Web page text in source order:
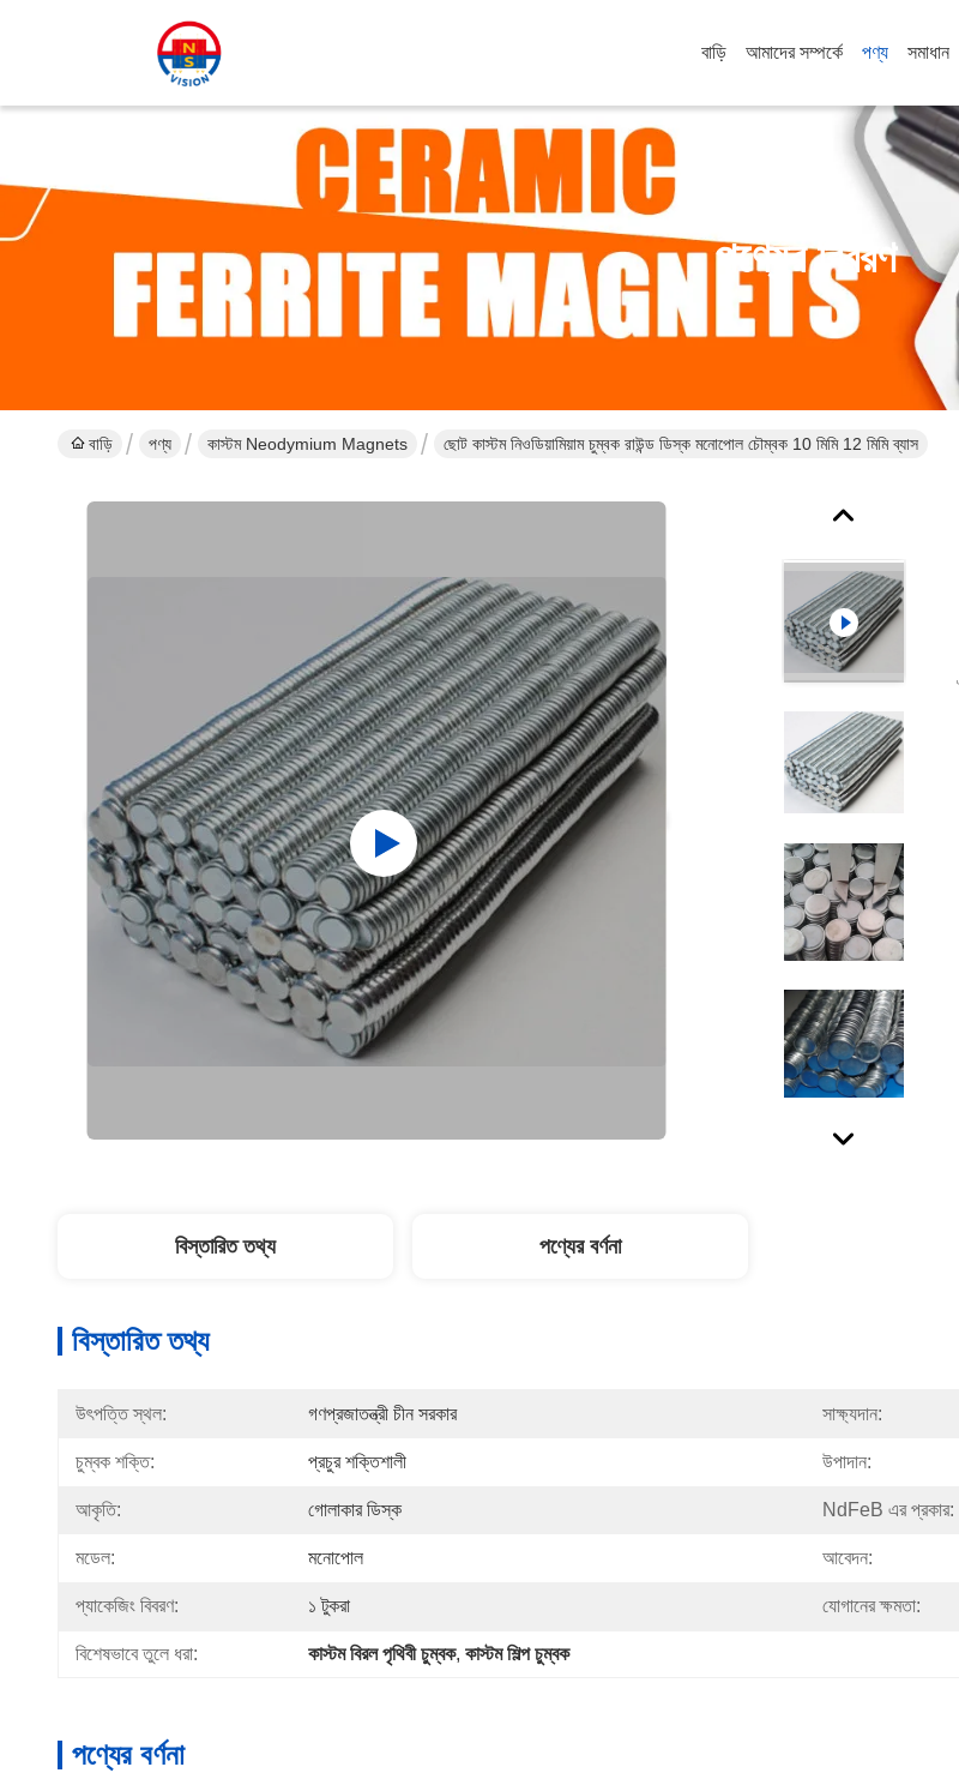
বাড়ি আমাদের সম্পর্কে পণ্য সমাধান
পণ্যের বিবরণ
বাড়ি পণ্য কাস্টম Neodymium Magnets ছোট কাস্টম নিওডিয়ামিয়াম চুম্বক রাউন্ড ডিস্ক মনোপোল চৌম্বক 10 মিমি 12 মিমি ব্যাস
বিস্তারিত তথ্য পণ্যের বর্ণনা
বিস্তারিত তথ্য
উৎপত্তি স্থল: গণপ্রজাতন্ত্রী চীন সরকার সাক্ষ্যদান:
চুম্বক শক্তি: প্রচুর শক্তিশালী উপাদান:
আকৃতি: গোলাকার ডিস্ক NdFeB এর প্রকার:
মডেল: মনোপোল আবেদন:
প্যাকেজিং বিবরণ: ১ টুকরা যোগানের ক্ষমতা:
বিশেষভাবে তুলে ধরা: কাস্টম বিরল পৃথিবী চুম্বক, কাস্টম শিল্প চুম্বক
পণ্যের বর্ণনা